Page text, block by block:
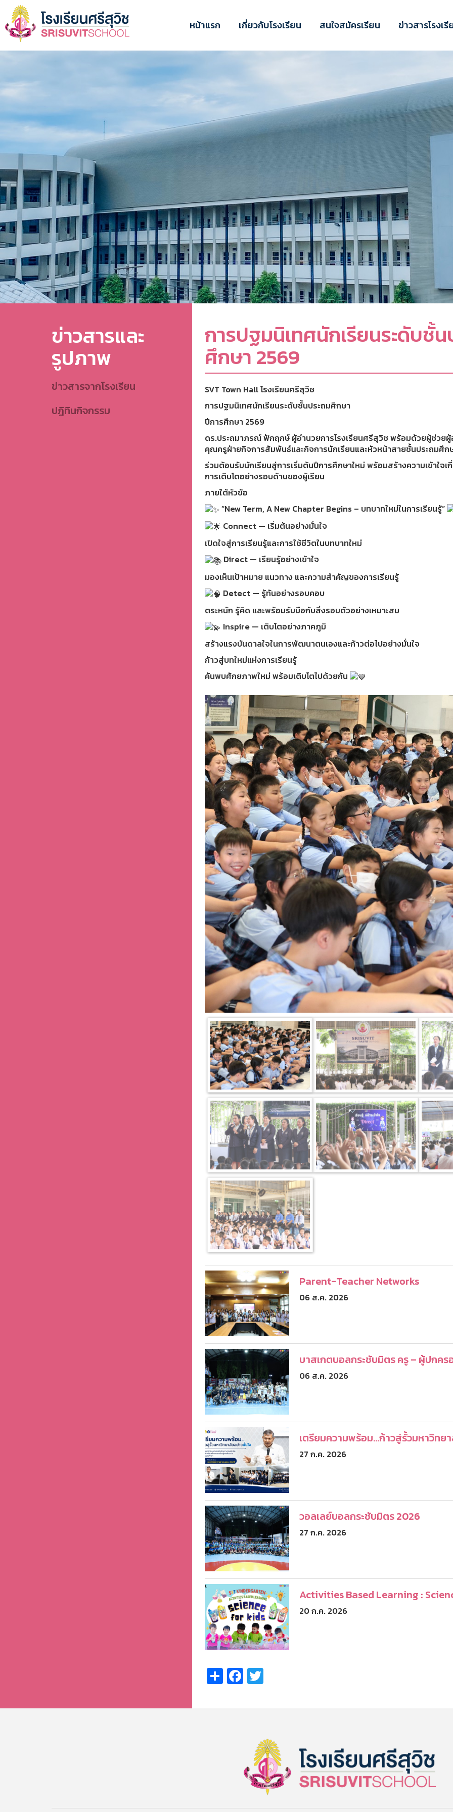
ข้าม
ยัง
เนื้อหา
หลัก
หน้าแรก เกี่ยวกับโรงเรียน สนใจสมัครเรียน ข่าวสารโรงเรี
ข่าวสารและ
รูปภาพ
ข่าวสารจากโรงเรียน
ปฎิทินกิจกรรม
การปฐมนิเทศนักเรียนระดับชั้
ศึกษา 2569
SVT Town Hall โรงเรียนศรีสุวิช
การปฐมนิเทศนักเรียนระดับชั้นประถมศึกษา
ปีการศึกษา 2569
ดร.ประถมาภรณ์ ฟักฤกษ์ ผู้อำนวยการโรงเรียนศรีสุวิช พร้อมด้วยผู้ช่วย
คุณครูฝ่ายกิจการสัมพันธ์และกิจการนักเรียนและหัวหน้าสายชั้นประถมศึก
ร่วมต้อนรับนักเรียนสู่การเริ่มต้นปีการศึกษาใหม่ พร้อมสร้างความเข้าใจ
การเติบโตอย่างรอบด้านของผู้เรียน
ภายใต้หัวข้อ
“New Term, A New Chapter Begins – บทบาทใหม่ในการเรียนรู้”
Connect — เริ่มต้นอย่างมั่นใจ
เปิดใจสู่การเรียนรู้และการใช้ชีวิตในบทบาทใหม่
Direct — เรียนรู้อย่างเข้าใจ
มองเห็นเป้าหมาย แนวทาง และความสำคัญของการเรียนรู้
Detect — รู้ทันอย่างรอบคอบ
ตระหนัก รู้คิด และพร้อมรับมือกับสิ่งรอบตัวอย่างเหมาะสม
Inspire — เติบโตอย่างภาคภูมิ
สร้างแรงบันดาลใจในการพัฒนาตนเองและก้าวต่อไปอย่างมั่นใจ
ก้าวสู่บทใหม่แห่งการเรียนรู้
ค้นพบศักยภาพใหม่ พร้อมเติบโตไปด้วยกัน
Parent-Teacher Networks
06 ส.ค. 2026
บาสเกตบอลกระชับมิตร ครู – ผู้ปกคร
06 ส.ค. 2026
เตรียมความพร้อม...ก้าวสู่รั้วมหาวิทย
27 ก.ค. 2026
วอลเลย์บอลกระชับมิตร 2026
27 ก.ค. 2026
Activities Based Learning :
20 ก.ค. 2026
ShareFacebook
Twitter